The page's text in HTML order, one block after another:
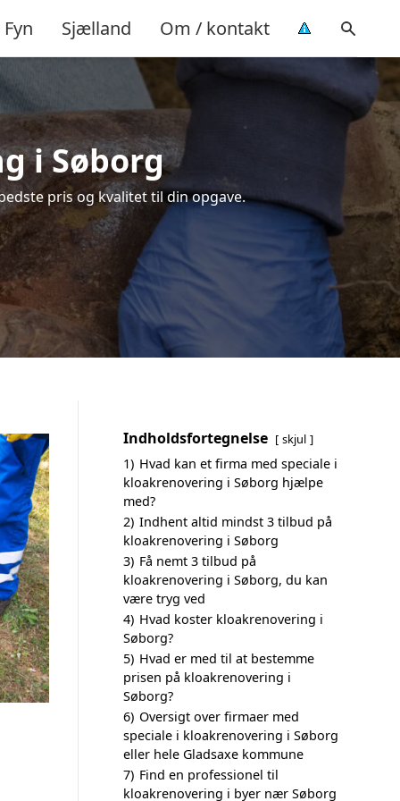
Fyn Sjælland Om / kontakt
i Søborg
pris og kvalitet til din opgave.
Indholdsfortegnelse skjul
1) Hvad kan et firma med speciale i
kloakrenovering i Søborg hjælpe
med?
2) Indhent altid mindst 3 tilbud på
kloakrenovering i Søborg
3) Få nemt 3 tilbud på
kloakrenovering i Søborg, du kan
være tryg ved
4) Hvad koster kloakrenovering i
Søborg?
5) Hvad er med til at bestemme
prisen på kloakrenovering i
Søborg?
6) Oversigt over firmaer med
speciale i kloakrenovering i Søborg
eller hele Gladsaxe kommune
7) Find en professionel til
kloakrenovering i byer nær Søborg